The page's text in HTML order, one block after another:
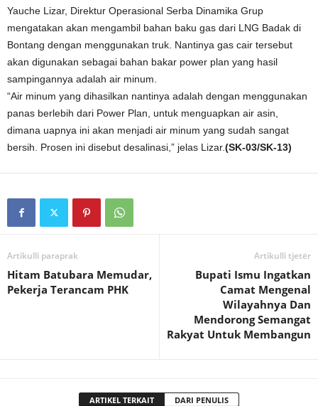
Yauche Lizar, Direktur Operasional Serba Dinamika Grup
mengatakan akan mengambil bahan baku gas dari LNG Badak di
Bontang dengan menggunakan truk. Nantinya gas cair tersebut
akan digunakan sebagai bahan bakar power plan yang hasil
sampingannya adalah air minum.
“Air minum yang dihasilkan nantinya adalah dengan menggunakan
panas berlebih dari Power Plan, untuk menguapkan air asin,
dimana uapnya ini akan menjadi air minum yang sudah sangat
bersih. Prosen ini disebut desalinasi,” jelas Lizar.(SK-03/SK-13)
Artikulli paraprak
Hitam Batubara Memudar,
Pekerja Terancam PHK
Artikulli tjetër
Bupati Ismu Ingatkan
Camat Mengenal
Wilayahnya Dan
Mendorong Semangat
Rakyat Untuk Membangun
ARTIKEL TERKAIT DARI PENULIS